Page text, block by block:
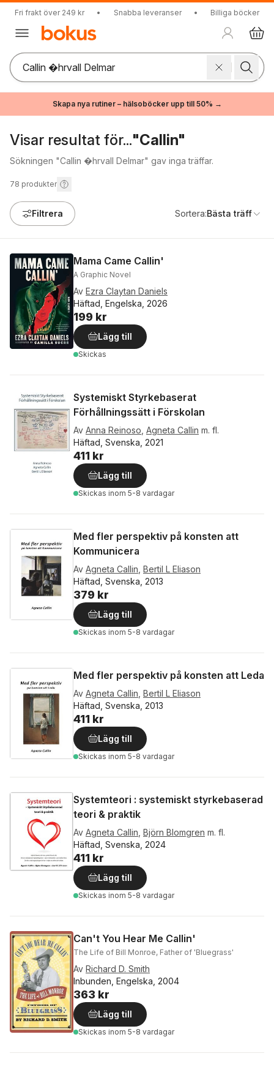
Fri frakt över 249 kr • Snabba leveranser • Billiga böcker
Skapa nya rutiner – hälsoböcker upp till 50% →
Visar resultat för..."Callin"
Sökningen "Callin �hrvall Delmar" gav inga träffar.
78 produkter
Filtrera Sortera:Bästa träff
Mama Came Callin'
A Graphic Novel
Av Ezra Claytan Daniels
Häftad, Engelska, 2026
199 kr
Lägg till
Skickas
Systemiskt Styrkebaserat
Förhållningssätt i Förskolan
Av Anna Reinoso Agneta Callin m. fl.
Häftad, Svenska, 2021
411 kr
Lägg till
Skickas inom 5-8 vardagar
Med fler perspektiv på konsten att
Kommunicera
Av Agneta Callin Bertil L Eliason
Häftad, Svenska, 2013
379 kr
Lägg till
Skickas inom 5-8 vardagar
Med fler perspektiv på konsten att Leda
Av Agneta Callin Bertil L Eliason
Häftad, Svenska, 2013
411 kr
Lägg till
Skickas inom 5-8 vardagar
Systemteori : systemiskt styrkebaserad
teori & praktik
Av Agneta Callin Björn Blomgren m. fl.
Häftad, Svenska, 2024
411 kr
Lägg till
Skickas inom 5-8 vardagar
Can't You Hear Me Callin'
The Life of Bill Monroe, Father of 'Bluegrass'
Av Richard D. Smith
Inbunden, Engelska, 2004
363 kr
Lägg till
Skickas inom 5-8 vardagar